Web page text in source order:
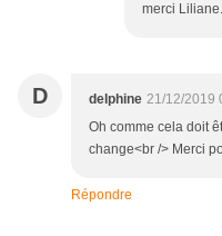
merci
D delphine 21/12/2019
Oh comme cela doit
change<br /> Merci
Répondre